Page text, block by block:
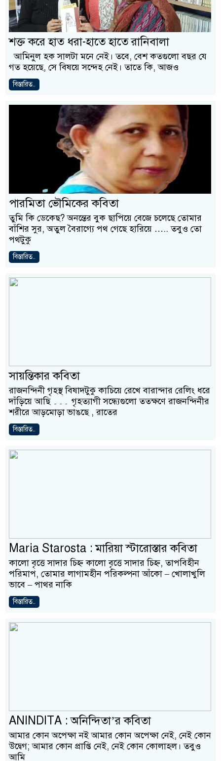
শক্ত করে হাত ধরা-হাতে হাতে রানিবালা
আমিনুল হক সালটা মনে নেই। তবে, বেশ কতগুলো বছর যে
গত হয়েছে, সে বিষয়ে সন্দেহ নেই। তাতে কি, আজও
বিস্তারিত..
পারমিতা ভৌমিকের কবিতা
তুমি কি ডেকেছ? অনন্তের বুক ছাপিয়ে বেজে চলেছে তোমার
বাঁশির সুর, অতুল বৈরাগ্যে পথ গেছে হারিয়ে ….. তবুও তো
পথটুকু
বিস্তারিত..
সায়ন্তিকার কবিতা
রাজনন্দিনী গৃহস্থ বিষাদটুকু কাচিয়ে রেখে বারান্দার রেলিং ধরে
দাঁড়িয়ে আছি ۔۔۔ গৃহত্যাগী সন্ধ্যেগুলো ততক্ষণে রাজনন্দিনীর
শরীরে আড়মোড়া ভাঙছে , রাতের
বিস্তারিত..
Maria Starosta : মারিয়া স্টারোস্তার কবিতা
কালো বৃত্তে সাদার চিহ্ন কালো বৃত্তে সাদার চিহ্ন, তাপবিহীন
পরিমাপ, তোমার লাগামহীন পরিকল্পনা আঁকো – খোলাখুলি
ভাবে – পাথর নাকি
বিস্তারিত..
ANINDITA : অনিন্দিতা’র কবিতা
আমার কোন অপেক্ষা নই আমার কোন অপেক্ষা নেই, নেই কোন
উদ্বেগ; আমার কোন প্রাপ্তি নেই, নেই কোন কোলাহল। তবুও
আমি